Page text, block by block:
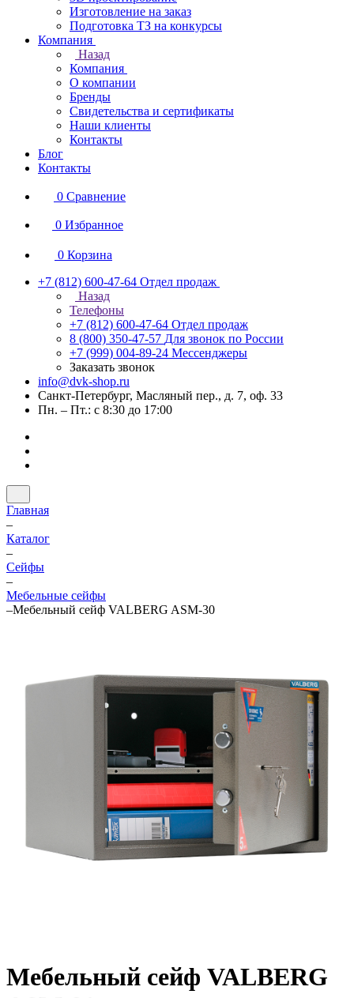
Изготовление на заказ
Подготовка ТЗ на конкурсы
Компания
Назад
Компания
О компании
Бренды
Свидетельства и сертификаты
Наши клиенты
Контакты
Блог
Контакты
0 Сравнение
0 Избранное
0 Корзина
+7 (812) 600-47-64 Отдел продаж
Назад
Телефоны
+7 (812) 600-47-64 Отдел продаж
8 (800) 350-47-57 Для звонок по России
+7 (999) 004-89-24 Мессенджеры
Заказать звонок
info@dvk-shop.ru
Санкт-Петербург, Масляный пер., д. 7, оф. 33
Пн. – Пт.: с 8:30 до 17:00
Главная
–
Каталог
–
Cейфы
–
Мебельные сейфы
–Мебельный сейф VALBERG ASM-30
Мебельный сейф VALBERG